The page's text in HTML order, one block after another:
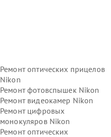
Ремонт оптических прицелов
Nikon
Ремонт фотовспышек Nikon
Ремонт видеокамер Nikon
Ремонт цифровых
монокуляров Nikon
Ремонт оптических